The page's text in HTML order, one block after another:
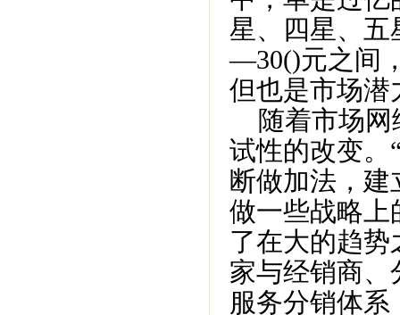
星、四星、五
—30()元之间
但也是市场潜
随着市场网
试性的改变。
断做加法，
做一些战略上
了在大的趋
家与经销商
服务分销体